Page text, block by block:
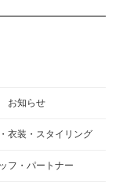
お知らせ
衣装・スタイリング
フ・パートナー